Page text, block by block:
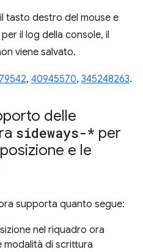
tasto destro del mouse e
per il log della console, il
viene salvato.
, 40945570, 345248263.
delle
sideways-* per
e le
supporta quanto segue:
nel riquadro ora
modalità di scrittura